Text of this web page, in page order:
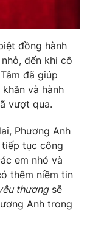
đồng hành
đến khi cô
đã giúp
và hành
vượt qua.
Phương Anh
tục công
em nhỏ và
thêm niềm tin
thươngsẽ
Anh trong